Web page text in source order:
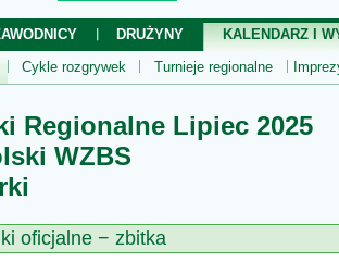
DRUŻYNY
KALENDARZ I
Cykle rozgrywek Turnieje regionalne
Regionalne Lipiec 2025
WZBS
oficjalne − zbitka